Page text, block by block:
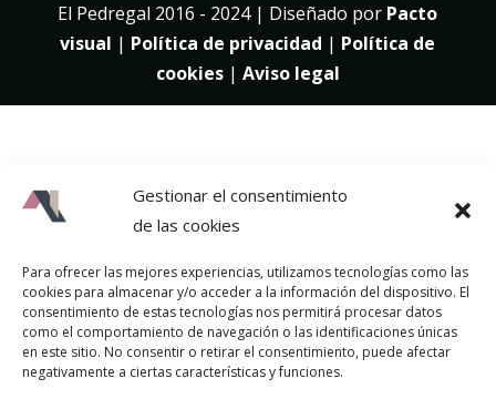
Gestionar el consentimiento
de las cookies
Para ofrecer las mejores experiencias, utilizamos tecnologías como las
cookies para almacenar y/o acceder a la información del dispositivo. El
consentimiento de estas tecnologías nos permitirá procesar datos
como el comportamiento de navegación o las identificaciones únicas
en este sitio. No consentir o retirar el consentimiento, puede afectar
negativamente a ciertas características y funciones.
El Pedregal 2016 - 2024 | Diseñado por Pacto
visual | Política de privacidad | Política de
cookies| Aviso legal